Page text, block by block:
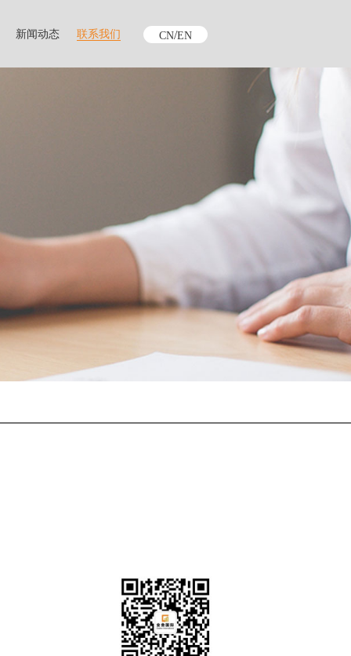
新闻动态 联系我们 CN/EN